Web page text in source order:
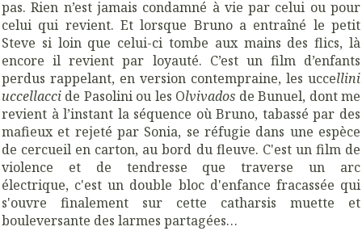
pas. Rien n’est jamais condamné à vie par celui ou pour
celui qui revient. Et lorsque Bruno a entraîné le petit
Steve si loin que celui-ci tombe aux mains des flics, là
encore il revient par loyauté. C’est un film d’enfants
perdus rappelant, en version contempraine, les uccellini
uccellacci de Pasolini ou les Olvivados de Bunuel, dont me
revient à l’instant la séquence où Bruno, tabassé par des
mafieux et rejeté par Sonia, se réfugie dans une espèce
de cercueil en carton, au bord du fleuve. C'est un film de
violence et de tendresse que traverse un arc
électrique, c'est un double bloc d'enfance fracassée qui
s'ouvre finalement sur cette catharsis muette et
bouleversante des larmes partagées…